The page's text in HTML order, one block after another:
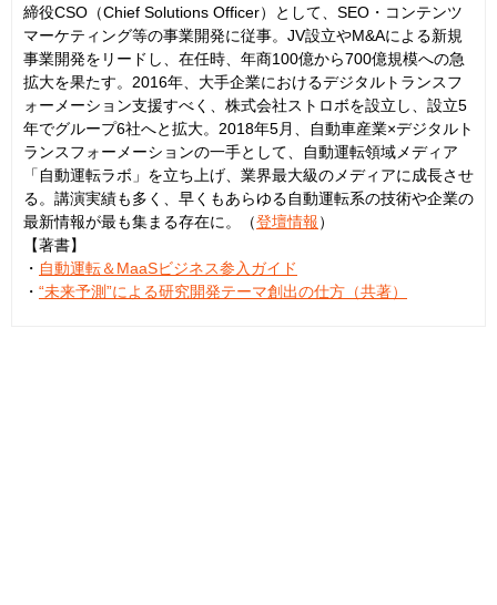
締役CSO（Chief Solutions Officer）として、SEO・コンテンツ
マーケティング等の事業開発に従事。JV設立やM&Aによる新規
事業開発をリードし、在任時、年商100億から700億規模への急
拡大を果たす。2016年、大手企業におけるデジタルトランスフ
ォーメーション支援すべく、株式会社ストロボを設立し、設立5
年でグループ6社へと拡大。2018年5月、自動車産業×デジタルト
ランスフォーメーションの一手として、自動運転領域メディア
「自動運転ラボ」を立ち上げ、業界最大級のメディアに成長させ
る。講演実績も多く、早くもあらゆる自動運転系の技術や企業の
最新情報が最も集まる存在に。（登壇情報）
【著書】
・ 自動運転＆MaaSビジネス参入ガイド
・ “未来予測”による研究開発テーマ創出の仕方（共著）